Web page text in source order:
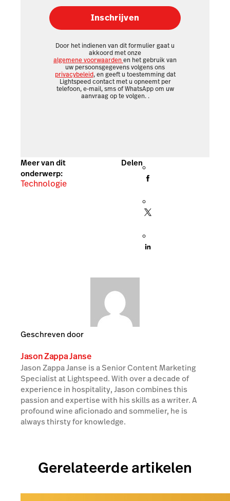
Inschrijven
Door het indienen van dit formulier gaat u
akkoord met onze
algemene voorwaardenen het gebruik van
uw persoonsgegevens volgens ons
privacybeleid, en geeft u toestemming dat
Lightspeed contact met u opneemt per
telefoon, e-mail, sms of WhatsApp om uw
aanvraag op te volgen. .
Meer van dit
onderwerp:
Technologie
Delen
Geschreven door
Jason Zappa Janse
Jason Zappa Janse is a Senior Content Marketing
Specialist at Lightspeed. With over a decade of
experience in hospitality, Jason combines this
passion and expertise with his skills as a writer. A
profound wine aficionado and sommelier, he is
always thirsty for knowledge.
Gerelateerde artikelen